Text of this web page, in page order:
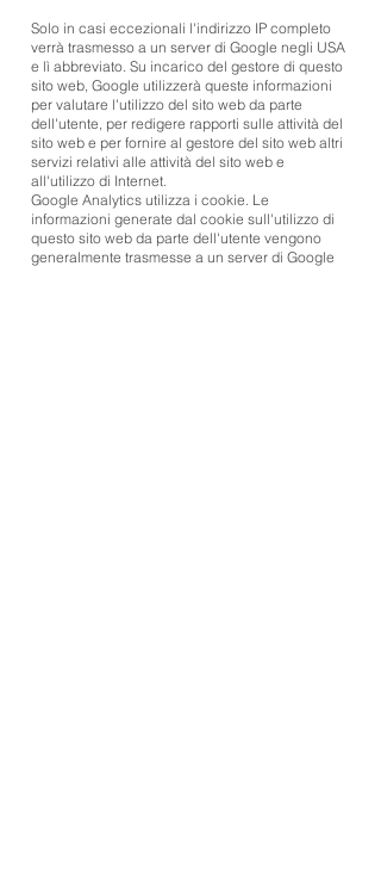
Solo in casi eccezionali l'indirizzo IP completo
verrà trasmesso a un server di Google negli USA
e lì abbreviato. Su incarico del gestore di questo
sito web, Google utilizzerà queste informazioni
per valutare l'utilizzo del sito web da parte
dell'utente, per redigere rapporti sulle attività del
sito web e per fornire al gestore del sito web altri
servizi relativi alle attività del sito web e
all'utilizzo di Internet.
Google Analytics utilizza i cookie. Le
informazioni generate dal cookie sull'utilizzo di
questo sito web da parte dell'utente vengono
generalmente trasmesse a un server di Google